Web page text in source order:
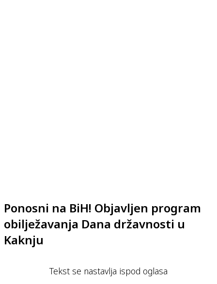
Ponosni na BiH! Objavljen program
obilježavanja Dana državnosti u
Kaknju
Tekst se nastavlja ispod oglasa